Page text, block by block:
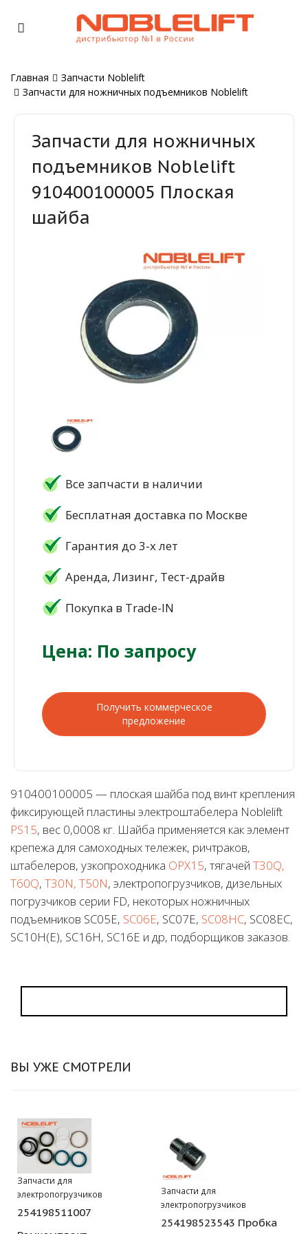
Главная
Запчасти Noblelift
Запчасти для ножничных подъемников Noblelift
Запчасти для ножничных
подъемников Noblelift
910400100005 Плоская
шайба
Все запчасти в наличии
Бесплатная доставка по Москве
Гарантия до 3-х лет
Аренда, Лизинг, Тест-драйв
Покупка в Trade-IN
Цена: По запросу
Получить коммерческое
предложение
910400100005 — плоская шайба под винт крепления
фиксирующей пластины электроштабелера Noblelift
PS15, вес 0,0008 кг. Шайба применяется как элемент
крепежа для самоходных тележек, ричтраков,
штабелеров, узкопроходника OPX15, тягачей T30Q,
T60Q, T30N, T50N, электропогрузчиков, дизельных
погрузчиков серии FD, некоторых ножничных
подъемников SC05E, SC06E, SC07E, SC08HC, SC08EC,
SC10H(Е), SC16H, SC16Е и др, подборщиков заказов.
ВЫ УЖЕ СМОТРЕЛИ
Запчасти для
электропогрузчиков
254198511007
Запчасти для
электропогрузчиков
254198523543 Пробка